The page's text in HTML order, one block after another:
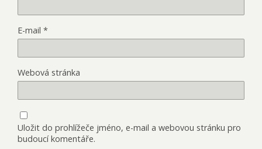
E-mail *
Webová stránka
Uložit do prohlížeče jméno, e-mail a webovou stránku pro
budoucí komentáře.